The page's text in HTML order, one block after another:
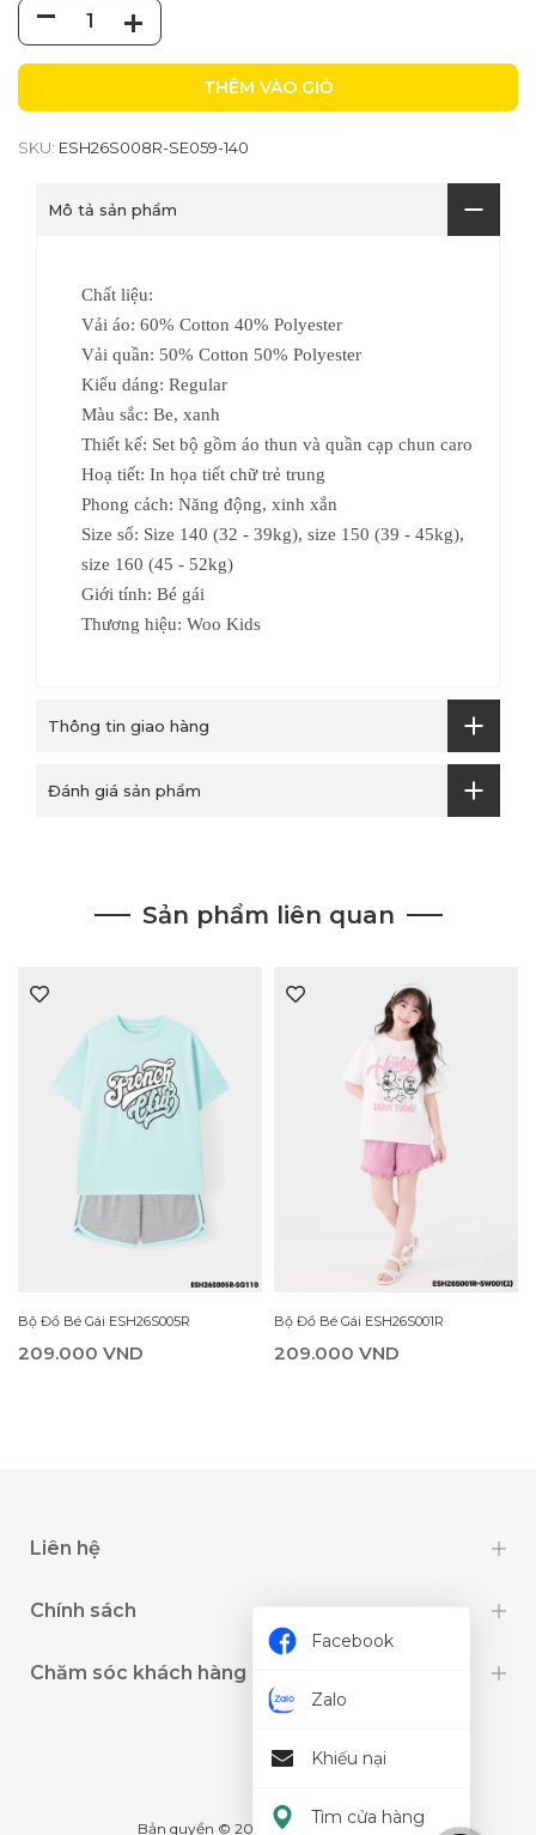
THÊM VÀO GIỎ
SKU: ESH26S008R-SE059-140
Mô tả sản phẩm
Chất liệu:
Vải áo: 60% Cotton 40% Polyester
Vải quần: 50% Cotton 50% Polyester
Kiểu dáng: Regular
Màu sắc: Be, xanh
Thiết kế: Set bộ gồm áo thun và quần cạp chun caro
Hoạ tiết: In họa tiết chữ trẻ trung
Phong cách: Năng động, xinh xắn
Size số: Size 140 (32 - 39kg), size 150 (39 - 45kg),
size 160 (45 - 52kg)
Giới tính: Bé gái
Thương hiệu: Woo Kids
Thông tin giao hàng
Đánh giá sản phẩm
Sản phẩm liên quan
Bộ Đồ Bé Gái ESH26S005R
209.000 VND
Bộ Đồ Bé Gái ESH26S001R
209.000 VND
Liên hệ
Chính sách
Chăm sóc khách hàng
Bản quyền © 2024 thuộc về Wookids
Facebook
Zalo
Khiếu nại
Tìm cửa hàng